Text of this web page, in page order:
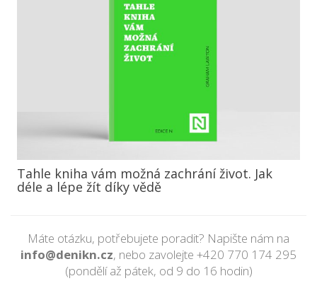
Tahle kniha vám možná zachrání život. Jak
déle a lépe žít díky vědě
Máte otázku, potřebujete poradit? Napište nám na
info@denikn.cz, nebo zavolejte +420 770 174 295
(pondělí až pátek, od 9 do 16 hodin)